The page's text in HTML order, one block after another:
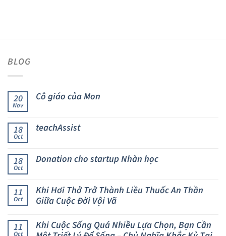
BLOG
20
Nov
Cô giáo của Mon
18
Oct
teachAssist
18
Oct
Donation cho startup Nhàn học
11
Oct
Khi Hơi Thở Trở Thành Liều Thuốc An Thần
Giữa Cuộc Đời Vội Vã
11
Oct
Khi Cuộc Sống Quá Nhiều Lựa Chọn, Bạn Cần